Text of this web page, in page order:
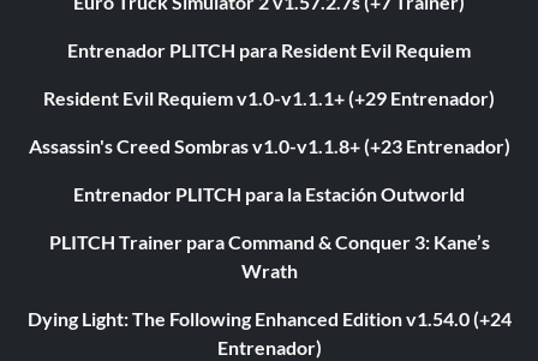
Entrenador PLITCH para Resident Evil Requiem
Resident Evil Requiem v1.0-v1.1.1+ (+29 Entrenador)
Assassin's Creed Sombras v1.0-v1.1.8+ (+23 Entrenador)
Entrenador PLITCH para la Estación Outworld
PLITCH Trainer para Command & Conquer 3: Kane’s
Wrath
Dying Light: The Following Enhanced Edition v1.54.0 (+24
Entrenador)